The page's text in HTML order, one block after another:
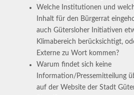
Welche Institutionen und
Inhalt für den Bürgerrat
auch Gütersloher Initiativen
Klimabereich berücksichtigt,
Externe zu Wort kommen?
Warum findet sich keine
Information/Pressemitteilung
auf der Website der Stadt